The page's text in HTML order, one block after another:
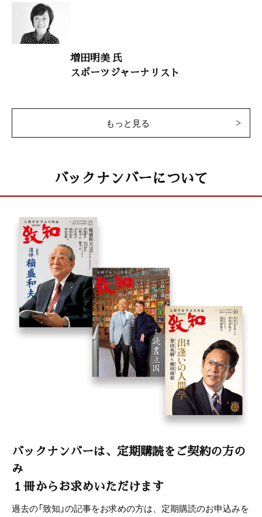
「世界史から見る日本像――私なら歴史教科書をこう書く」
占部賢志（中村学園大学教授）
歴史の教訓
「迷走を極める韓国。南進を目論む北朝鮮。どう動くのか日本」
大自然と体心
「速音読で若さと活力を取り戻す――名文の音読で脳が活性化
小説・徳川家康
童門冬二（作家）
致知随想
田所光男 ｢タカマツペア世界一の原動力」
小澤勝也 「戦う経営から愛の経営へ」
小澤綾子 「いまを精いっぱい生ききる」
荒川龍一郎 ｢おやじたちの国際貢献」
中畠信一 「私心なき経営道」
難波征男 「山田方谷の原点を見つめる」
『心に響く小さな５つの物語』ニュース
致知出版社ニュース
増田明美 氏
スポーツジャーナリスト
もっと見る
バックナンバーについて
バックナンバーは、定期購読をご契約の方の
み
１冊からお求めいただけます
過去の「致知」の記事をお求めの方は、定期購読のお申込みを